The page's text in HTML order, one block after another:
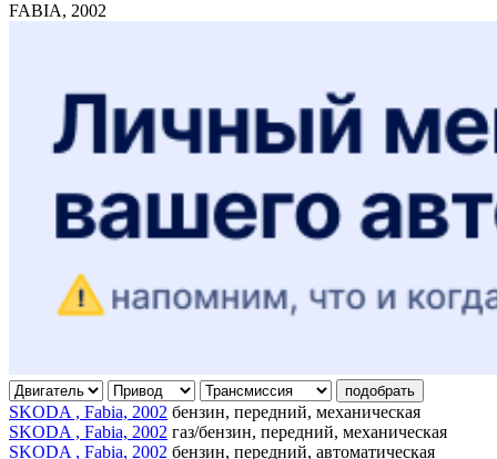
FABIA, 2002
подобрать
SKODA , Fabia, 2002 бензин, передний, механическая
SKODA , Fabia, 2002 газ/бензин, передний, механическая
SKODA , Fabia, 2002 бензин, передний, автоматическая